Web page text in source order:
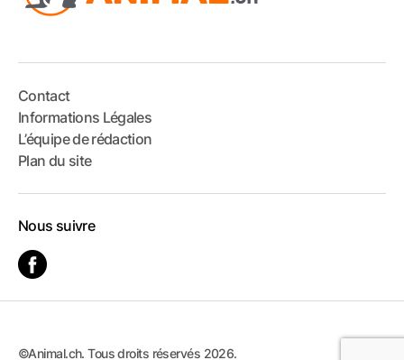
Contact
Informations Légales
L’équipe de rédaction
Plan du site
Nous suivre
©Animal.ch. Tous droits réservés 2026.